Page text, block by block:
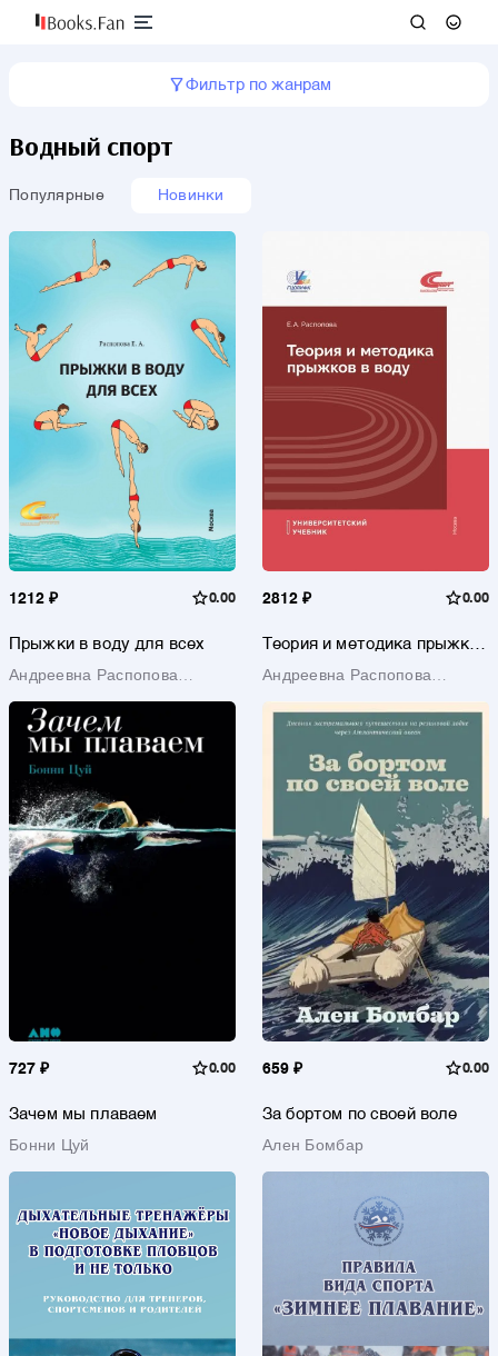
Фильтр по жанрам
Водный спорт
Популярные Новинки
1212 ₽ 0.00
Прыжки в воду для всех
Андреевна Распопова
2812 ₽ 0.00
Теория и методика прыжков
Андреевна Распопова
727 ₽ 0.00
Зачем мы плаваем
Бонни Цуй
659 ₽ 0.00
За бортом по своей воле
Ален Бомбар